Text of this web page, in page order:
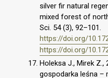
silver fir natural
mixed forest of
Sci. 54 (3), 92–101.
https://doi.org/
https://doi.org/
Holeksa J., Mirek Z.,
gospodarka leśna –